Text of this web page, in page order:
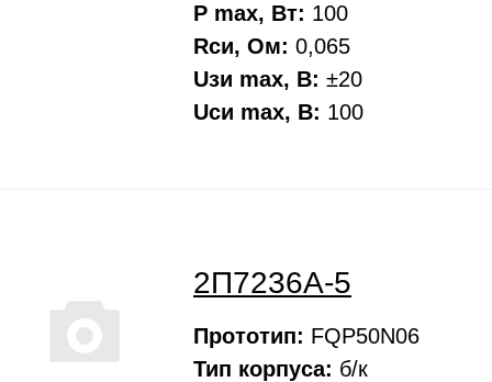
P max, Вт: 100
Rси, Oм: 0,065
Uзи max, В: ±20
Uси max, В: 100
2П7236А-5
Прототип: FQP50N06
Тип корпуса: б/к